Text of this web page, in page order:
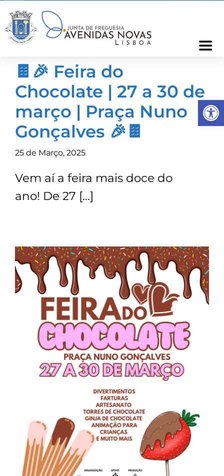
content
Freguesia
Cartão Freguês
Informações
TRANSPARÊNCIA
🍫🎉 Feira do
Chocolate | 27 a 30 de
março | Praça Nuno
Gonçalves 🎉🍫
25 de Março, 2025
Vem aí a feira mais doce do
ano! De 27 […]